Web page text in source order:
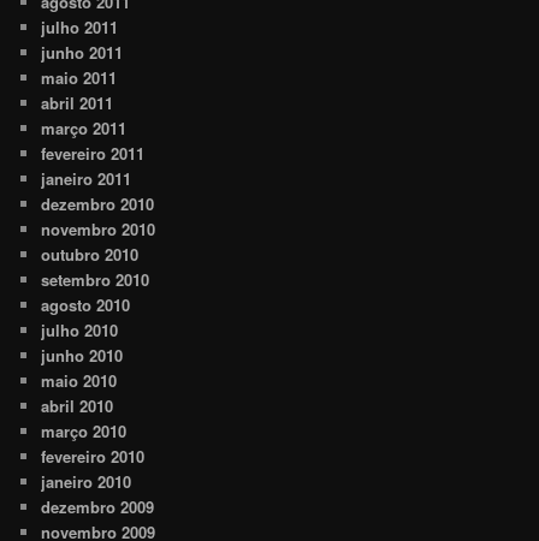
julho 2011
junho 2011
maio 2011
abril 2011
março 2011
fevereiro 2011
janeiro 2011
dezembro 2010
novembro 2010
outubro 2010
setembro 2010
agosto 2010
julho 2010
junho 2010
maio 2010
abril 2010
março 2010
fevereiro 2010
janeiro 2010
dezembro 2009
novembro 2009